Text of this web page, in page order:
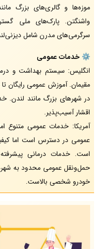
موزه‌ها و گالری‌های بزرگ
واشنگتن. پارک‌های ملی
سرگرمی‌های مدرن شامل
⚙️ خدمات عمومی
مقیمان. آموزش عمومی رایگان
در شهرهای بزرگ مانند لندن.
اقشار آسیب‌پذیر.
آمریکا: خدمات عمومی متنوع
عمومی در دسترس است اما
است. خدمات درمانی
حمل‌ونقل عمومی محدود به
خودرو شخصی بالاست.